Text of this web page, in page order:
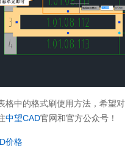
格中的格式刷使用方法，希望
中望CAD官网和官方公众号！
价格